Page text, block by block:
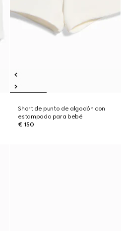
Short de punto de algodón con
estampado para bebé
€ 150